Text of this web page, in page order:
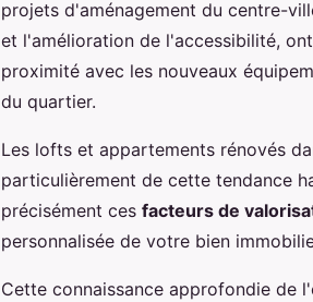
projets d'aménagement du centre-
et l'amélioration de l'accessibilité,
proximité avec les nouveaux
du quartier.
Les lofts et appartements rénovés
particulièrement de cette tendance
précisément ces facteurs de
personnalisée de votre bien
Cette connaissance approfondie de